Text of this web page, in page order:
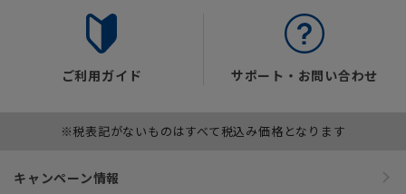
ご利用ガイド サポート・お問い合わせ
※税表記がないものはすべて税込み価格となります
キャンペーン情報